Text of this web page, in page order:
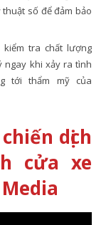
số để đảm bảo
kiểm tra chất lượng
ngay khi xảy ra tình
tới thẩm mỹ của
dịch
cửa xe